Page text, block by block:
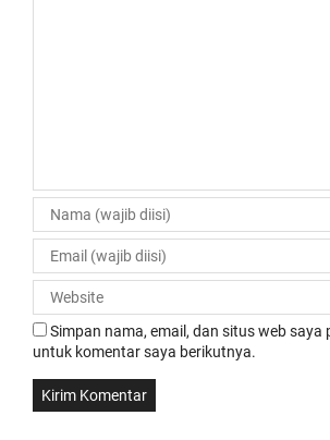
Simpan nama, email, dan situs web saya
untuk komentar saya berikutnya.